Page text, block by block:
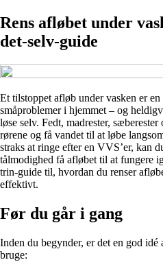
Rens afløbet under
det-selv-guide
Et tilstoppet afløb under vasken er
småproblemer i hjemmet – og
løse selv. Fedt, madrester,
rørene og få vandet til at løbe
straks at ringe efter en VVS’er, kan
tålmodighed få afløbet til at fungere
trin-guide til, hvordan du renser
effektivt.
Før du går i gang
Inden du begynder, er det en god
bruge: